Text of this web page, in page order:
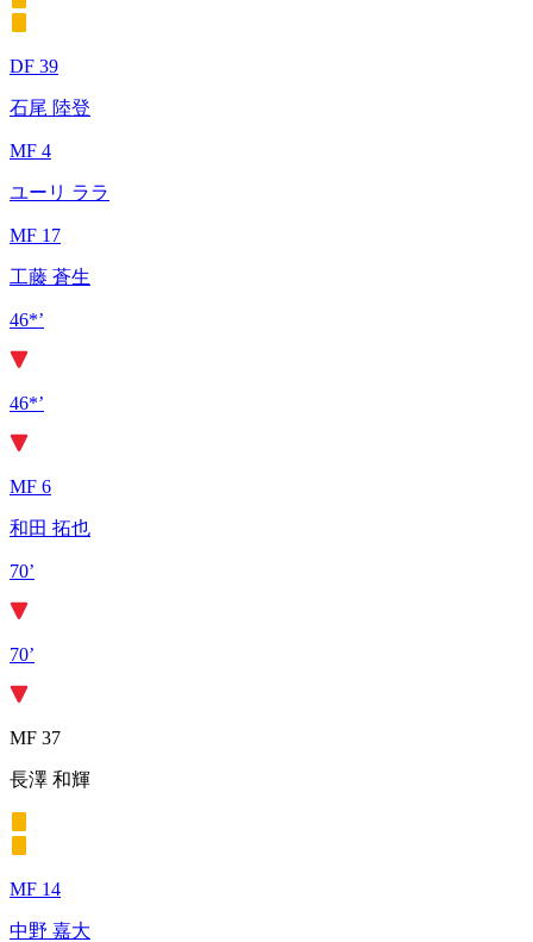
DF 39
石尾 陸登
MF 4
ユーリ ララ
MF 17
工藤 蒼生
46*’
46*’
MF 6
和田 拓也
70’
70’
MF 37
長澤 和輝
MF 14
中野 嘉大